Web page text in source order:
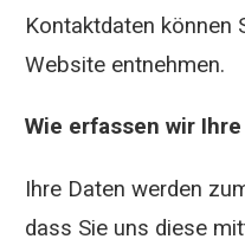
Kontaktdaten können
Website entnehmen.
Wie erfassen wir Ihre
Ihre Daten werden
dass Sie uns diese